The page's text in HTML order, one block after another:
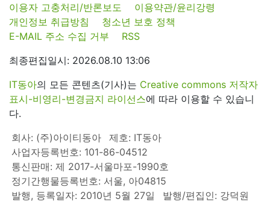
이용자 고충처리/반론보도
이용약관/윤리강령
개인정보 취급방침
청소년 보호 정책
E-MAIL 주소 수집 거부
RSS
최종편집일시: 2026.08.10 13:06
IT동아의 모든 콘텐츠(기사)는 Creative commons 저작자
표시-비영리-변경금지 라이선스에 따라 이용할 수 있습니
다.
회사: (주)아이티동아
제호: IT동아
사업자등록번호: 101-86-04512
통신판매: 제 2017-서울마포-1990호
정기간행물등록번호: 서울, 아04815
발행, 등록일자: 2010년 5월 27일
발행/편집인: 강덕원